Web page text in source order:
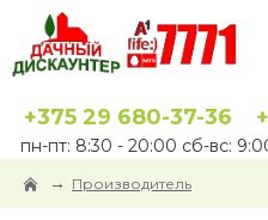
+375 29 680-37-36
пн-пт: 8:30 - 20:00 сб-вс:
Производитель